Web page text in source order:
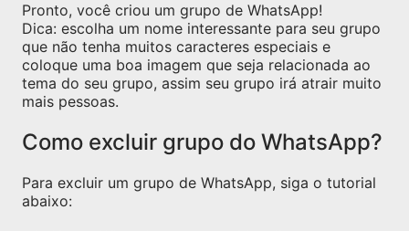
Pronto, você criou um grupo de WhatsApp!
Dica: escolha um nome interessante para seu grupo
que não tenha muitos caracteres especiais e
coloque uma boa imagem que seja relacionada ao
tema do seu grupo, assim seu grupo irá atrair muito
mais pessoas.
Como excluir grupo do WhatsApp?
Para excluir um grupo de WhatsApp, siga o tutorial
abaixo: